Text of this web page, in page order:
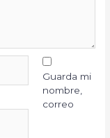
Guarda mi
nombre,
correo